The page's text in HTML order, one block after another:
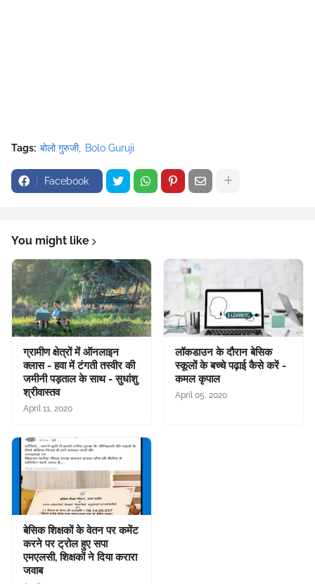
Tags: बोलो गुरुजी Bolo Guruji
Facebook
You might like
ग्रामीण क्षेत्रों में ऑनलाइन
क्लास - हवा में टंगती तस्वीर की
जमीनी पड़ताल के साथ - सुधांशु
श्रीवास्तव
April 11, 2020
लॉकडाउन के दौरान बेसिक
स्कूलों के बच्चे पढ़ाई कैसे करें -
कमल कृपाल
April 05, 2020
बेसिक शिक्षकों के वेतन पर कमेंट
करने पर ट्रोल हुए सपा
एमएलसी, शिक्षकों ने दिया करारा
जवाब